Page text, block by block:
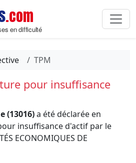
.com
en difficulté
TPM
pour insuffisance
(13016)a été déclarée en
insuffisance d'actif par le
ECONOMIQUES DE